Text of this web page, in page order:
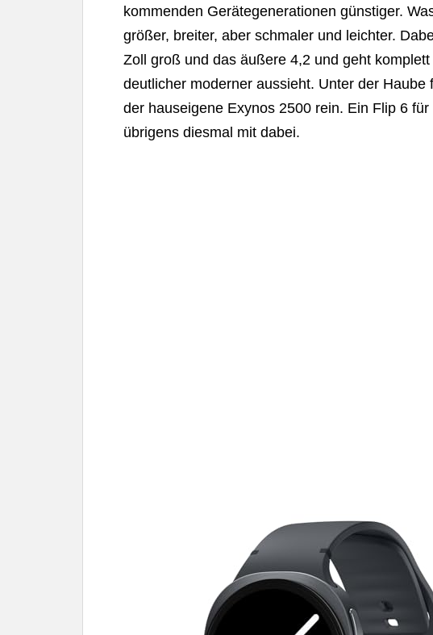
kommenden Gerätegenerationen günstiger.
größer, breiter, aber schmaler und leichter.
Zoll groß und das äußere 4,2 und geht
deutlicher moderner aussieht. Unter der Haube
der hauseigene Exynos 2500 rein. Ein Flip 6
übrigens diesmal mit dabei.